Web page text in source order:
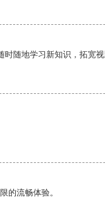
时随地学习新知识，拓宽
的流畅体验。